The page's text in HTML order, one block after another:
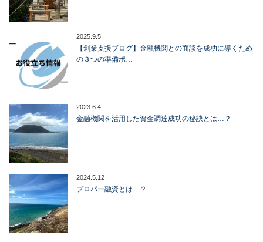
2025.9.5
【創業支援ブログ】金融機関との面談を成功に導くため
の３つの準備ポ…
2023.6.4
金融機関を活用した資金調達成功の秘訣とは…？
2024.5.12
プロパー融資とは…？